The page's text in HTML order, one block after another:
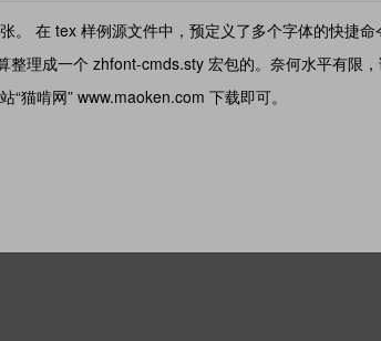
。 在 tex 样例源文件中，预定义了多个字体的快捷
整理成一个 zhfont-cmds.sty 宏包的。奈何水平有限
猫啃网” www.maoken.com 下载即可。